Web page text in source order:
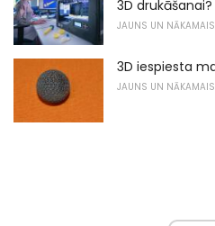
3D drukāšanai?
JAUNS UN NĀKAMAIS
3D iespiesta
JAUNS UN NĀKAMAIS